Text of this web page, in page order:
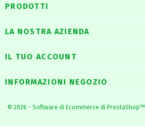
PRODOTTI
LA NOSTRA AZIENDA
IL TUO ACCOUNT
INFORMAZIONI NEGOZIO
© 2026 - Software di Ecommerce di PrestaShop™